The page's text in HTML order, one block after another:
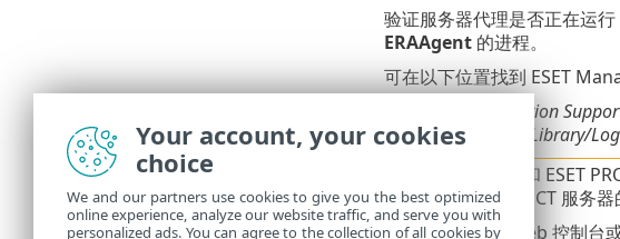
验证服务器代理是否正在运
ERAAgent的进程。
可在以下位置找到 ESET
/Library/Application
/Users/%user%/Library/
服务器代理和 ESET
ESET PROTECT 服务
如果针对 Web 控制台
Your account, your cookies
choice
We and our partners use cookies to give you the best optimized
online experience, analyze our website traffic, and serve you with
personalized ads. You can agree to the collection of all cookies by